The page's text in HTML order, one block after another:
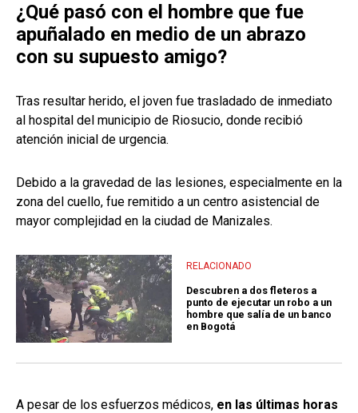
¿Qué pasó con el hombre que fue
apuñalado en medio de un abrazo
con su supuesto amigo?
Tras resultar herido, el joven fue trasladado de inmediato
al hospital del municipio de Riosucio, donde recibió
atención inicial de urgencia.
Debido a la gravedad de las lesiones, especialmente en la
zona del cuello, fue remitido a un centro asistencial de
mayor complejidad en la ciudad de Manizales.
RELACIONADO
Descubren a dos fleteros a
punto de ejecutar un robo a un
hombre que salía de un banco
en Bogotá
A pesar de los esfuerzos médicos, en las últimas horas